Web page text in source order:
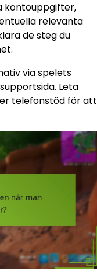
kontouppgifter,
relevanta
de steg du
via spelets
Leta
telefonstöd för att